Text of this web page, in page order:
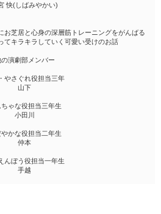
快(しばみやかい)
お芝居と心身の深層筋トレーニングをがんばる
てキラキラしていく可愛い受けのお話
の演劇部メンバー
やさぐれ役担当三年
山下
ゃな役担当三年生
小田川
やかな役担当二年生
仲本
んぼう役担当一年生
手越